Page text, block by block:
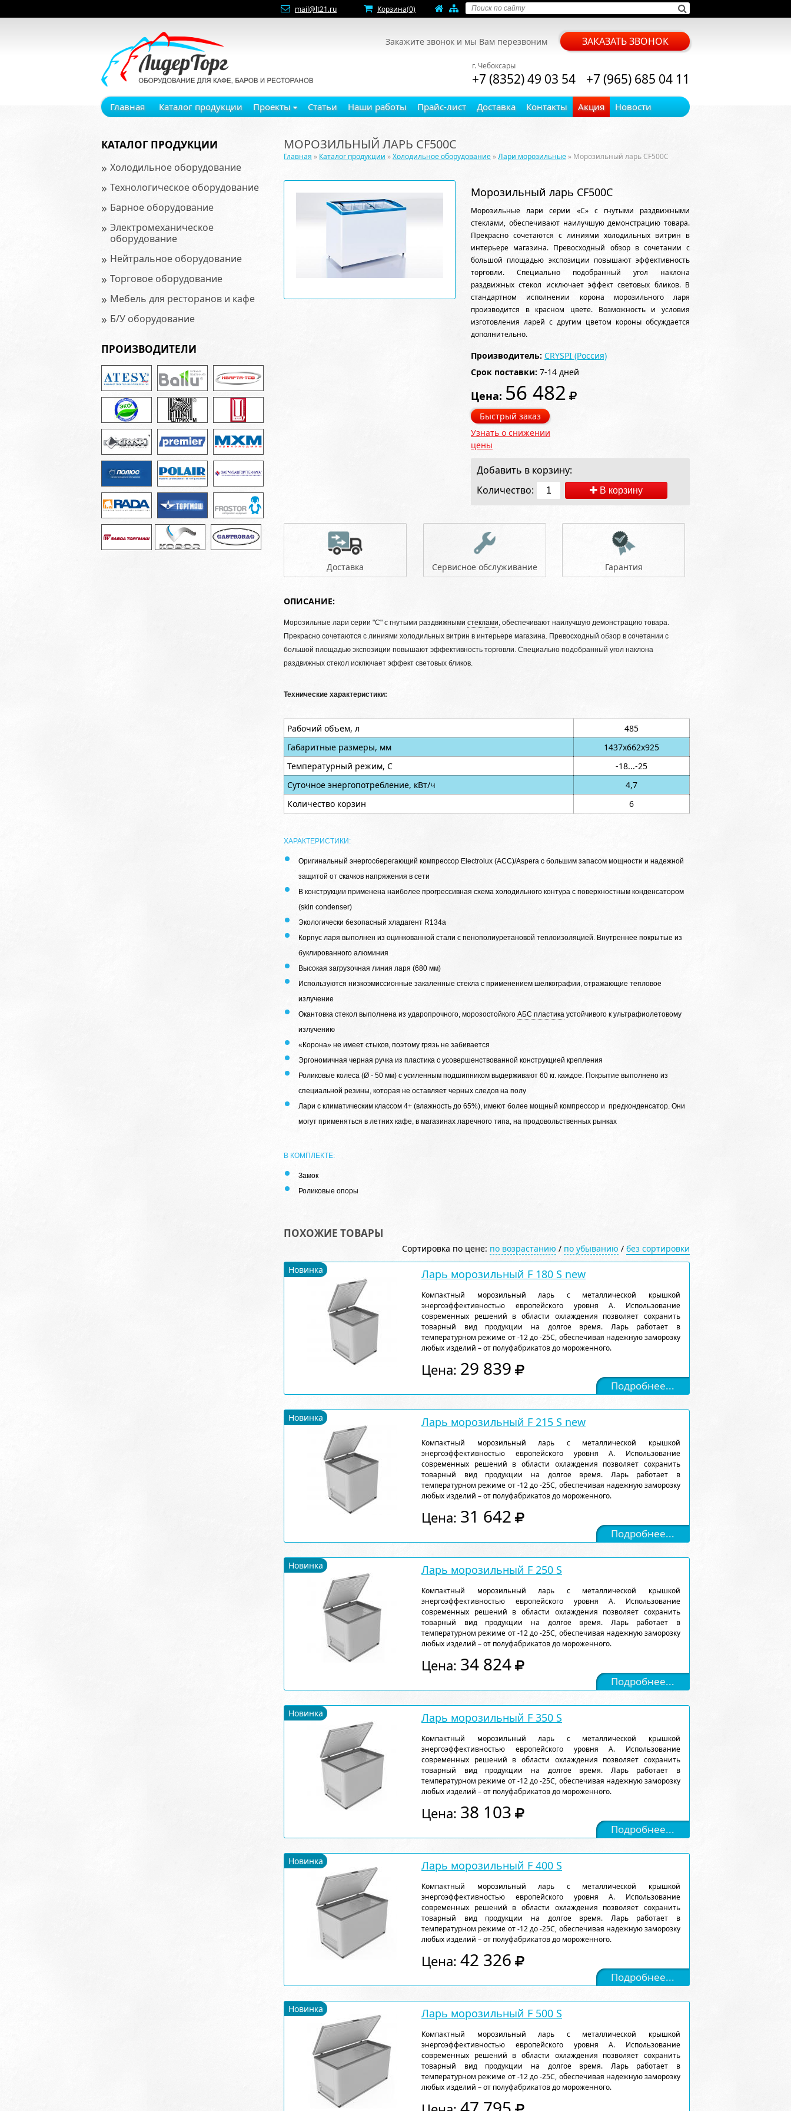
mail@lt21.ru Корзина(0)
Закажите звонок и мы Вам перезвоним ЗАКАЗАТЬ ЗВОНОК
г. Чебоксары
+7 (8352) 49 03 54 +7 (965) 685 04 11
Главная Каталог продукции Проекты Статьи Наши работы Прайс-лист Доставка Контакты Акция Новости
КАТАЛОГ ПРОДУКЦИИ
» Холодильное оборудование
» Технологическое оборудование
» Барное оборудование
» Электромеханическое
оборудование
» Нейтральное оборудование
» Торговое оборудование
» Мебель для ресторанов и кафе
» Б/У оборудование
ПРОИЗВОДИТЕЛИ
МОРОЗИЛЬНЫЙ ЛАРЬ CF500C
Главная » Каталог продукции »Холодильное оборудование »Лари морозильные » Морозильный ларь CF500C
Морозильный ларь CF500C
Морозильные лари серии «C» с гнутыми раздвижными
стеклами, обеспечивают наилучшую демонстрацию товара.
Прекрасно сочетаются с линиями холодильных витрин в
интерьере магазина. Превосходный обзор в сочетании с
большой площадью экспозиции повышают эффективность
торговли. Специально подобранный угол наклона
раздвижных стекол исключает эффект световых бликов. В
стандартном исполнении корона морозильного ларя
производится в красном цвете. Возможность и условия
изготовления ларей с другим цветом короны обсуждается
дополнительно.
Производитель: CRYSPI (Россия)
Срок поставки: 7-14 дней
Цена: 56 482
Быстрый заказ
Узнать о снижении
цены
Добавить в корзину:
Количество:
В корзину
Доставка Сервисное обслуживание Гарантия
ОПИСАНИЕ:
Морозильные лари серии "C" с гнутыми раздвижными стеклами, обеспечивают наилучшую демонстрацию товара.
Прекрасно сочетаются с линиями холодильных витрин в интерьере магазина. Превосходный обзор в сочетании с
большой площадью экспозиции повышают эффективность торговли. Специально подобранный угол наклона
раздвижных стекол исключает эффект световых бликов.
Технические характеристики:
Рабочий объем, л
485
Габаритные размеры, мм
1437х662х925
Температурный режим, С
-18...-25
Суточное энергопотребление, кВт/ч
4,7
Количество корзин
6
ХАРАКТЕРИСТИКИ:
Оригинальный энергосберегающий компрессор Electrolux (ACC)/Aspera с большим запасом мощности и надежной
защитой от скачков напряжения в сети
В конструкции применена наиболее прогрессивная схема холодильного контура с поверхностным конденсатором
(skin condenser)
Экологически безопасный хладагент R134a
Корпус ларя выполнен из оцинкованной стали с пенополиуретановой теплоизоляцией. Внутреннее покрытые из
буклированного алюминия
Высокая загрузочная линия ларя (680 мм)
Используются низкоэмиссионные закаленные стекла с применением шелкографии, отражающие тепловое
излучение
Окантовка стекол выполнена из ударопрочного, морозостойкого АБС пластика устойчивого к ультрафиолетовому
излучению
«Корона» не имеет стыков, поэтому грязь не забивается
Эргономичная черная ручка из пластика с усовершенствованной конструкцией крепления
Роликовые колеса (Ø - 50 мм) с усиленным подшипником выдерживают 60 кг. каждое. Покрытие выполнено из
специальной резины, которая не оставляет черных следов на полу
Лари с климатическим классом 4+ (влажность до 65%), имеют более мощный компрессор и предконденсатор. Они
могут применяться в летних кафе, в магазинах ларечного типа, на продовольственных рынках
В КОМПЛЕКТЕ:
Замок
Роликовые опоры
ПОХОЖИЕ ТОВАРЫ
Сортировка по цене: по возрастанию / по убыванию / без сортировки
Новинка
Ларь морозильный F 180 S new
Компактный морозильный ларь с металлической крышкой
энергоэффективностью европейского уровня А. Использование
современных решений в области охлаждения позволяет сохранить
товарный вид продукции на долгое время. Ларь работает в
температурном режиме от -12 до -25С, обеспечивая надежную заморозку
любых изделий – от полуфабрикатов до мороженного.
Цена: 29 839
Подробнее...
Новинка Ларь морозильный F 215 S new
Компактный морозильный ларь с металлической крышкой
энергоэффективностью европейского уровня А. Использование
современных решений в области охлаждения позволяет сохранить
товарный вид продукции на долгое время. Ларь работает в
температурном режиме от -12 до -25С, обеспечивая надежную заморозку
любых изделий – от полуфабрикатов до мороженного.
Цена: 31 642
Подробнее...
Новинка Ларь морозильный F 250 S
Компактный морозильный ларь с металлической крышкой
энергоэффективностью европейского уровня А. Использование
современных решений в области охлаждения позволяет сохранить
товарный вид продукции на долгое время. Ларь работает в
температурном режиме от -12 до -25С, обеспечивая надежную заморозку
любых изделий – от полуфабрикатов до мороженного.
Цена: 34 824
Подробнее...
Новинка Ларь морозильный F 350 S
Компактный морозильный ларь с металлической крышкой
энергоэффективностью европейского уровня А. Использование
современных решений в области охлаждения позволяет сохранить
товарный вид продукции на долгое время. Ларь работает в
температурном режиме от -12 до -25С, обеспечивая надежную заморозку
любых изделий – от полуфабрикатов до мороженного.
Цена: 38 103
Подробнее...
Новинка Ларь морозильный F 400 S
Компактный морозильный ларь с металлической крышкой
энергоэффективностью европейского уровня А. Использование
современных решений в области охлаждения позволяет сохранить
товарный вид продукции на долгое время. Ларь работает в
температурном режиме от -12 до -25С, обеспечивая надежную заморозку
любых изделий – от полуфабрикатов до мороженного.
Цена: 42 326
Подробнее...
Новинка Ларь морозильный F 500 S
Компактный морозильный ларь с металлической крышкой
энергоэффективностью европейского уровня А. Использование
современных решений в области охлаждения позволяет сохранить
товарный вид продукции на долгое время. Ларь работает в
температурном режиме от -12 до -25С, обеспечивая надежную заморозку
любых изделий – от полуфабрикатов до мороженного.